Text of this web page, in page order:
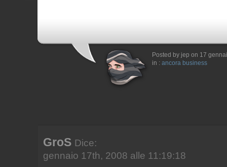
Posted by jep on 17
in : ancora business
GroS Dice:
gennaio 17th, 2008 alle 11:19:18